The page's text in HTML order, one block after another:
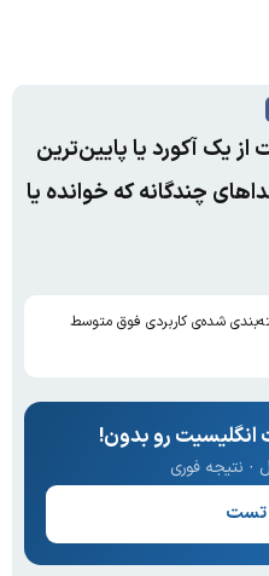
یک آکورد یا پایین‌ترین
چند‌گانه که خوانده یا
شده‌ی کاربردی فوق متوسط
رو بدون!
تست